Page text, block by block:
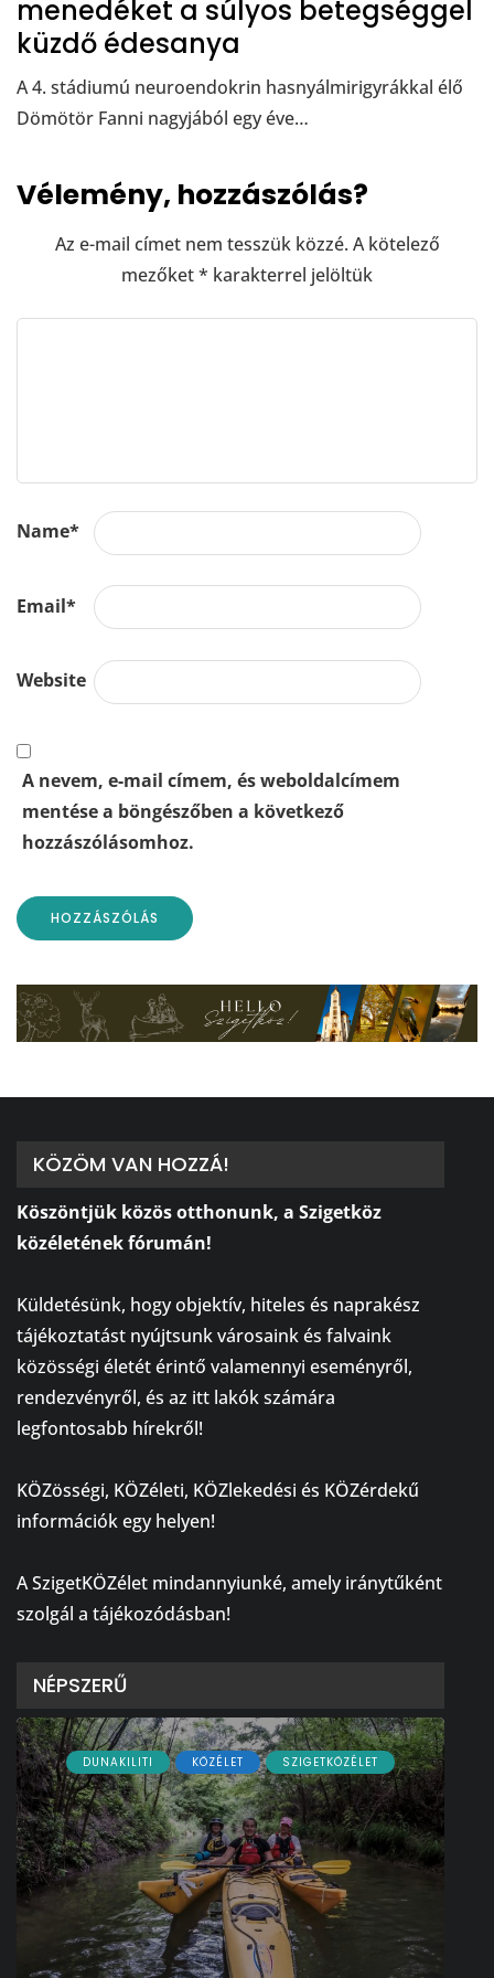
menedéket a súlyos betegséggel
küzdő édesanya
A 4. stádiumú neuroendokrin hasnyálmirigyrákkal élő
Dömötör Fanni nagyjából egy éve…
Vélemény, hozzászólás?
Az e-mail címet nem tesszük közzé. A kötelező
mezőket* karakterrel jelöltük
Name*
Email*
Website
A nevem, e-mail címem, és weboldalcímem
mentése a böngészőben a következő
hozzászólásomhoz.
KÖZÖM VAN HOZZÁ!
Köszöntjük közös otthonunk, a Szigetköz
közéletének fórumán!
Küldetésünk, hogy objektív, hiteles és naprakész
tájékoztatást nyújtsunk városaink és falvaink
közösségi életét érintő valamennyi eseményről,
rendezvényről, és az itt lakók számára
legfontosabb hírekről!
KÖZösségi, KÖZéleti, KÖZlekedési és KÖZérdekű
információk egy helyen!
A SzigetKÖZélet mindannyiunké, amely iránytűként
szolgál a tájékozódásban!
NÉPSZERŰ
DUNAKILITI KÖZÉLET SZIGETKÖZÉLET